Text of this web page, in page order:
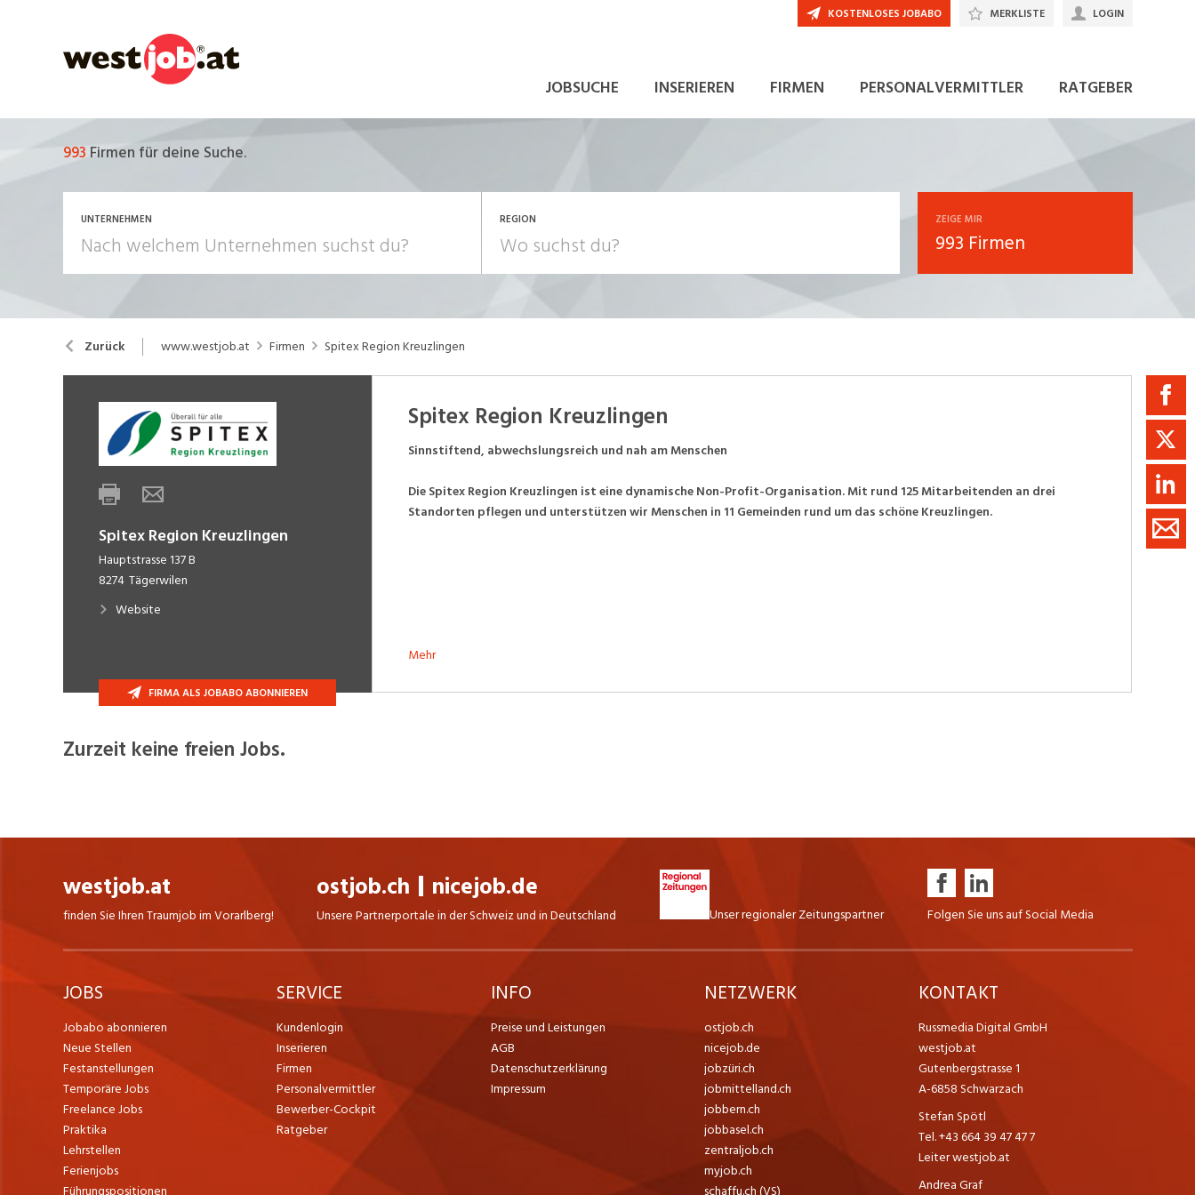
JOBSUCHE INSERIEREN FIRMEN PERSONALVERMITTLER RATGEBER
KOSTENLOSES JOBABO MERKLISTE LOGIN
993 Firmen für deine Suche.
UNTERNEHMEN REGION ZEIGE MIR
993 Firmen
Zurück www.westjob.at Firmen Spitex Region Kreuzlingen
Spitex Region Kreuzlingen
Hauptstrasse 137 B
8274 Tägerwilen
Website
FIRMA ALS JOBABO ABONNIEREN
Spitex Region Kreuzlingen
Sinnstiftend, abwechslungsreich und nah am Menschen
DieSpitex Region Kreuzlingen ist eine dynamische Non-Profit-Organisation. Mit rund 125 Mitarbeitenden an drei
Standorten pflegen und unterstützen wir Menschen in 11 Gemeinden rund um das schöne Kreuzlingen.
Mehr
Zurzeit keine freien Jobs.
westjob.at
finden Sie Ihren Traumjob im Vorarlberg!
ostjob.ch nicejob.de
Unsere Partnerportale in der Schweiz und in Deutschland Unser regionaler Zeitungspartner Folgen Sie uns auf Social Media
JOBS
Jobabo abonnieren
Neue Stellen
Festanstellungen
Temporäre Jobs
Freelance Jobs
Praktika
Lehrstellen
Ferienjobs
SERVICE
Kundenlogin
Inserieren
Firmen
Personalvermittler
Bewerber-Cockpit
Ratgeber
INFO
Preise und Leistungen
AGB
Datenschutzerklärung
Impressum
NETZWERK
ostjob.ch
nicejob.de
jobzüri.ch
jobmittelland.ch
jobbern.ch
jobbasel.ch
zentraljob.ch
myjob.ch
KONTAKT
Russmedia Digital GmbH
westjob.at
Gutenbergstrasse 1
A-6858 Schwarzach
Stefan Spötl
Tel. +43 664 39 47 47 7
Leiter westjob.at
Andrea Graf